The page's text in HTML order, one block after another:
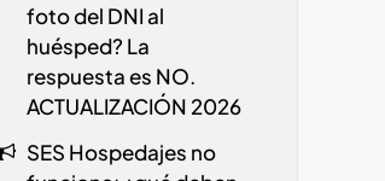
foto del DNI al
huésped? La
respuesta es NO.
ACTUALIZACIÓN 2026
SES Hospedajes no